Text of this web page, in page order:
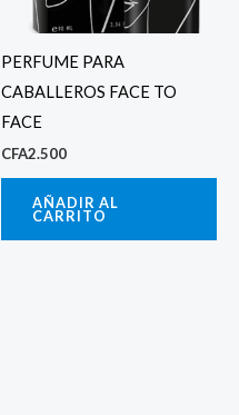
PERFUME PARA
CABALLEROS FACE TO
FACE
CFA2.500
AÑADIR AL
CARRITO